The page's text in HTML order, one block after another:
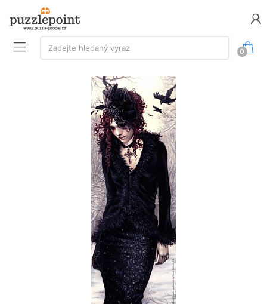
Vyhledávání:
Zadejte hledaný výraz
0